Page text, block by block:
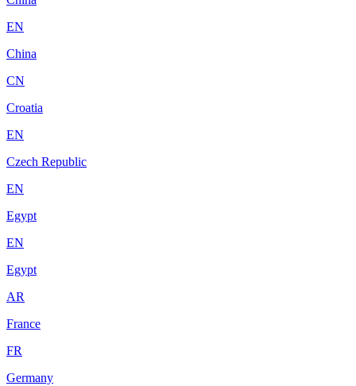
EN
China
CN
Croatia
EN
Czech Republic
EN
Egypt
EN
Egypt
AR
France
FR
Germany